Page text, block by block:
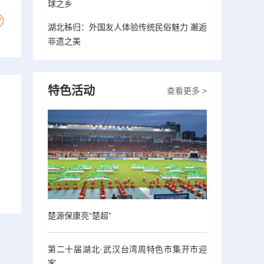
球之乡
湖北秭归：外国友人体验传统民俗魅力 邂逅
非遗之美
查看更多 >
特色活动
楚源保康亮“楚超”
第二十届湖北·武汉台湾周特色市集开市迎